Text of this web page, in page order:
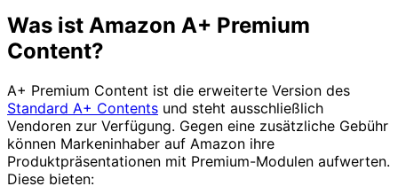
Was ist Amazon A+ Premium
Content?
A+ Premium Content ist die erweiterte Version des
Standard A+ Contents und steht ausschließlich
Vendoren zur Verfügung. Gegen eine zusätzliche Gebühr
können Markeninhaber auf Amazon ihre
Produktpräsentationen mit Premium-Modulen aufwerten.
Diese bieten: